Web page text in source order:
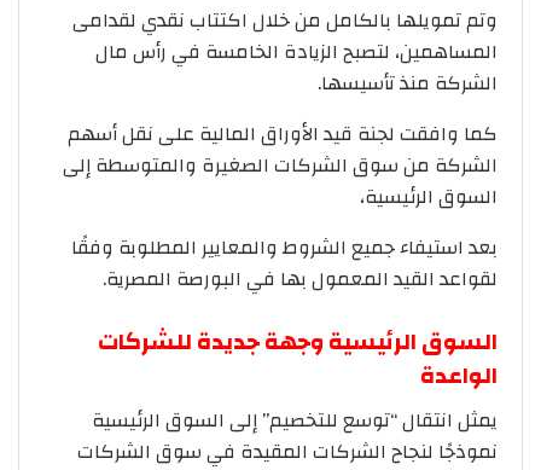
وتم تمويلها بالكامل من خلال اكتتاب نقدي لقدامى
المساهمين، لتصبح الزيادة الخامسة في رأس مال
الشركة منذ تأسيسها.
كما وافقت لجنة قيد الأوراق المالية على نقل أسهم
الشركة من سوق الشركات الصغيرة والمتوسطة إلى
السوق الرئيسية،
بعد استيفاء جميع الشروط والمعايير المطلوبة وفقًا
لقواعد القيد المعمول بها في البورصة المصرية.
السوق الرئيسية وجهة جديدة للشركات
الواعدة
يمثل انتقال “توسع للتخصيم” إلى السوق الرئيسية
نموذجًا لنجاح الشركات المقيدة في سوق الشركات